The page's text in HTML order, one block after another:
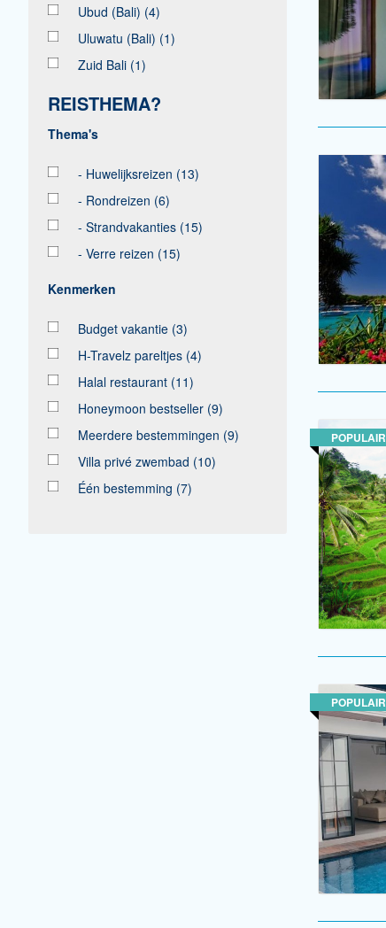
Ubud (Bali) (4)
Uluwatu (Bali) (1)
Zuid Bali (1)
REISTHEMA?
- Huwelijksreizen (13)
- Rondreizen (6)
- Strandvakanties (15)
- Verre reizen (15)
Budget vakantie (3)
H-Travelz pareltjes (4)
Halal restaurant (11)
Honeymoon bestseller (9)
Meerdere bestemmingen (9)
Villa privé zwembad (10)
Één bestemming (7)
POPULAIR
POPULAIR